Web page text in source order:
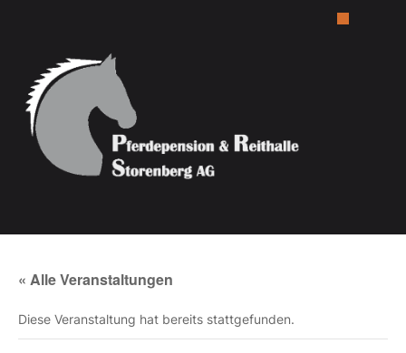
« Alle Veranstaltungen
Diese Veranstaltung hat bereits stattgefunden.